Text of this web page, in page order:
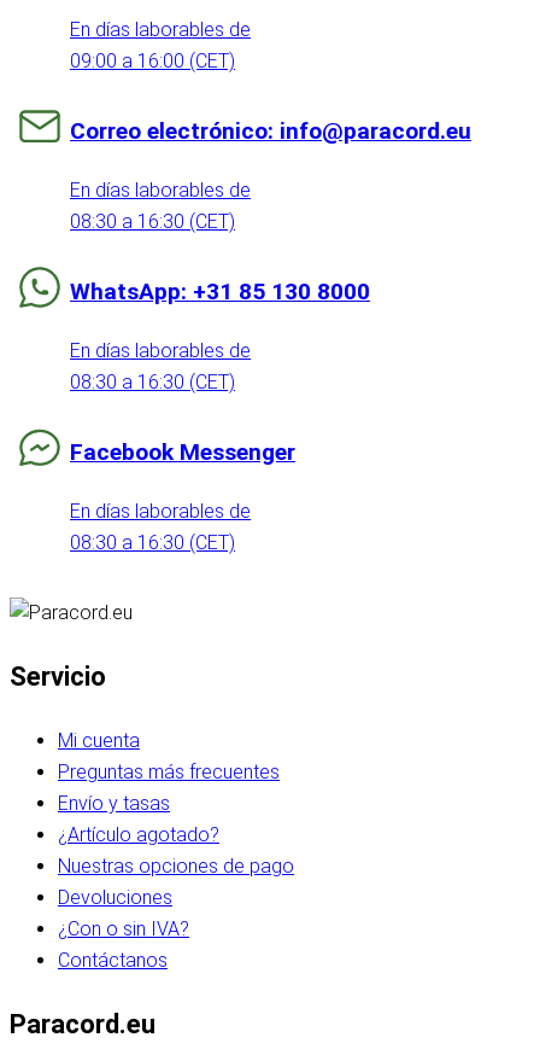
En días laborables de
09:00 a 16:00 (CET)
Correo electrónico: info@paracord.eu
En días laborables de
08:30 a 16:30 (CET)
WhatsApp: +31 85 130 8000
En días laborables de
08:30 a 16:30 (CET)
Facebook Messenger
En días laborables de
08:30 a 16:30 (CET)
Servicio
Mi cuenta
Preguntas más frecuentes
Envío y tasas
¿Artículo agotado?
Nuestras opciones de pago
Devoluciones
¿Con o sin IVA?
Contáctanos
Paracord.eu